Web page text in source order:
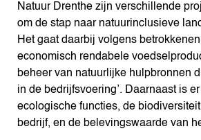
Natuur Drenthe zijn verschillende
om de stap naar natuurinclusieve
Het gaat daarbij volgens betrokkenen
economisch rendabele
beheer van natuurlijke hulpbronnen
in de bedrijfsvoering’. Daarnaast is
ecologische functies, de
bedrijf, en de belevingswaarde van